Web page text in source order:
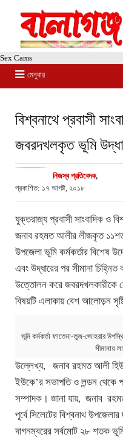
Sex Cams
মেনুবার
বিশ্বনাথে প্রবাসী
জবরদখলকৃত ভূমি
নিজস্ব প্রতিবেদক,
প্রকাশিত: ১৭ আগষ্ট, ২০১৮
যুক্তরাজ্য প্রবাসী সাংবাদিক ও
জনাব রহমত আলীর লীজকৃত
উপজেলা ভূমি কর্মকর্তার বিশেষ
এবং উদ্ধারের পর সীমানা
উত্তোলন করে জবরদখলকারীকে
বিষয়টি এলাকায় বেশ আলোড়ন
ভূমি কর্মকর্তা ফাতেমা-তুজ-জোহরার
সীমানায়
উল্লেখ্য, জনাব রহমত আলী
ইউকে’র সভাপতি ও লন্ডন থেকে
সম্পাদক। জানা যায়, জনাব
পূর্বে সিলেটের বিশ্বনাথ
দাগনম্বরের সর্বমোট ২৮ শতক